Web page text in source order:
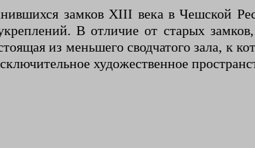
замков XIII века в Чешской
В отличие от старых
из меньшего сводчатого зала, к
художественное